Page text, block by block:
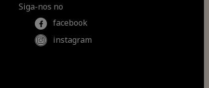
Siga-nos no
facebook
instagram